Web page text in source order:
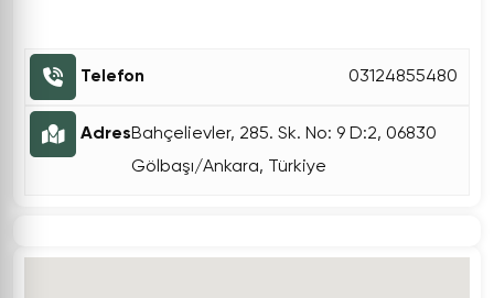
Telefon 03124855480
AdresBahçelievler, 285. Sk. No: 9 D:2, 06830
Gölbaşı/Ankara, Türkiye